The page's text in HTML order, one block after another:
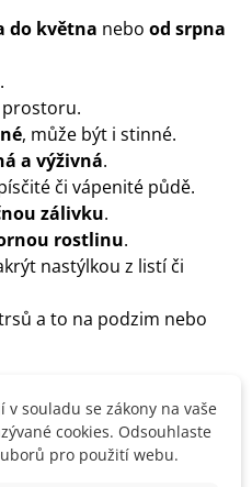
do května nebo od srpna
.
prostoru.
, může být i stinné.
a výživná.
či vápenité půdě.
zálivku.
rostlinu.
nastýlkou z listí či
a to na podzim nebo
souladu se zákony na vaše
cookies. Odsouhlaste
pro použití webu.